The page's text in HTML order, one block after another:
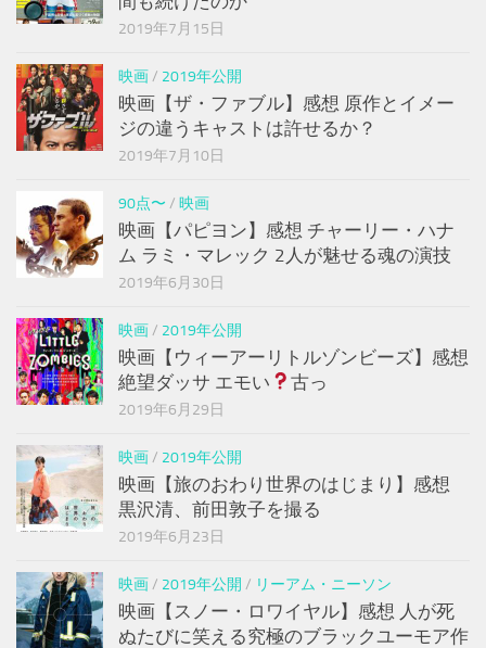
2019年7月15日
映画/ 2019年公開
映画【ザ・ファブル】感想 原作とイメー
ジの違うキャストは許せるか？
2019年7月10日
90点〜 / 映画
映画【パピヨン】感想 チャーリー・ハナ
ム ラミ・マレック 2人が魅せる魂の演技
2019年6月30日
映画/ 2019年公開
映画【ウィーアーリトルゾンビーズ】感想
絶望ダッサ エモい
古っ
2019年6月29日
映画/ 2019年公開
映画【旅のおわり世界のはじまり】感想
黒沢清、前田敦子を撮る
2019年6月23日
映画/ 2019年公開 / リーアム・ニーソン
映画【スノー・ロワイヤル】感想 人が死
ぬたびに笑える究極のブラックユーモア作